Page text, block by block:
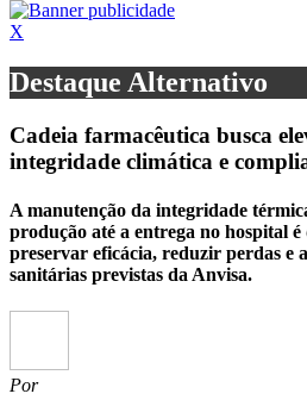
X
Destaque Alternativo
Cadeia farmacêutica busca
integridade climática e
A manutenção da integridade
produção até a entrega no hospital
preservar eficácia, reduzir perdas e
sanitárias previstas da Anvisa.
Por